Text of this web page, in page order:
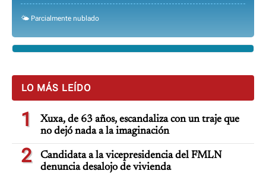
🌤️ Parcialmente nublado
LO MÁS LEÍDO
1
Xuxa, de 63 años, escandaliza con un traje que
no dejó nada a la imaginación
2
Candidata a la vicepresidencia del FMLN
denuncia desalojo de vivienda